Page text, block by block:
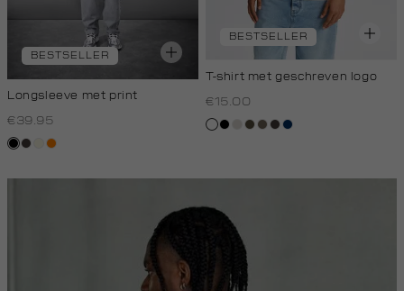
BESTSELLER
Longsleeve met print
€39.95
zwartchoco
wit,
white
oranje
BESTSELLER
T-shirt met geschreven logo
€15.00
witzwarttaupe,
donkerkhaki
lichtbruin
chocodonkerblauw